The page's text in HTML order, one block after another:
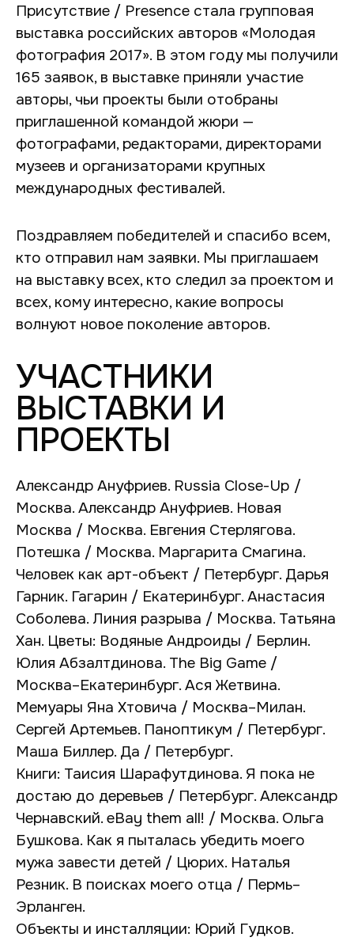
Присутствие / Presence стала групповая
выставка российских авторов «Молодая
фотография 2017». В этом году мы получили
165 заявок, в выставке приняли участие
авторы, чьи проекты были отобраны
приглашенной командой жюри —
фотографами, редакторами, директорами
музеев и организаторами крупных
международных фестивалей.
Поздравляем победителей и спасибо всем,
кто отправил нам заявки. Мы приглашаем
на выставку всех, кто следил за проектом и
всех, кому интересно, какие вопросы
волнуют новое поколение авторов.
УЧАСТНИКИ
ВЫСТАВКИ И
ПРОЕКТЫ
Александр Ануфриев. Russia Close-Up /
Москва. Александр Ануфриев. Новая
Москва / Москва. Евгения Стерлягова.
Потешка / Москва. Маргарита Смагина.
Человек как арт-объект / Петербург. Дарья
Гарник. Гагарин / Екатеринбург. Анастасия
Соболева. Линия разрыва / Москва. Татьяна
Хан. Цветы: Водяные Андроиды / Берлин.
Юлия Абзалтдинова. The Big Game /
Москва–Екатеринбург. Ася Жетвина.
Мемуары Яна Хтовича / Москва–Милан.
Сергей Артемьев. Паноптикум / Петербург.
Маша Биллер. Да / Петербург.
Книги: Таисия Шарафутдинова. Я пока не
достаю до деревьев / Петербург. Александр
Чернавский. eBay them all! / Москва. Ольга
Бушкова. Как я пыталась убедить моего
мужа завести детей / Цюрих. Наталья
Резник. В поисках моего отца / Пермь–
Эрланген.
Объекты и инсталляции: Юрий Гудков.